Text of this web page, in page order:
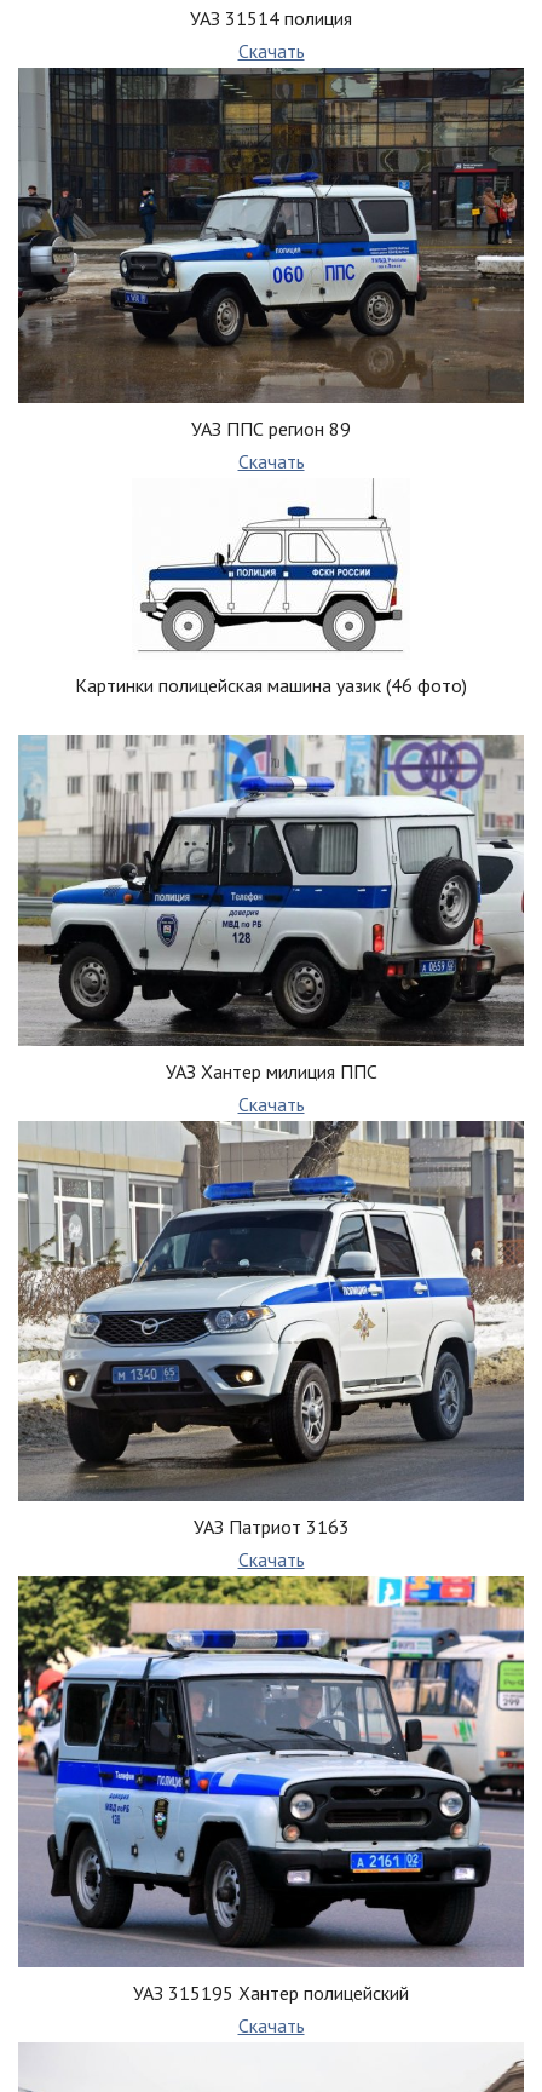
УАЗ 31514 полиция
Скачать
УАЗ ППС регион 89
Скачать
Картинки полицейская машина уазик (46 фото)
УАЗ Хантер милиция ППС
Скачать
УАЗ Патриот 3163
Скачать
УАЗ 315195 Хантер полицейский
Скачать